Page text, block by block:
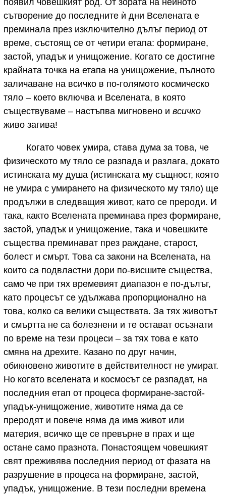
появил човешкият род. От зората на нейното
сътворение до последните ѝ дни Вселената е
преминала през изключително дълъг период от
време, състоящ се от четири етапа: формиране,
застой, упадък и унищожение. Когато се достигне
крайната точка на етапа на унищожение, пълното
заличаване на всичко в по-голямото космическо
тяло – което включва и Вселената, в която
съществуваме – настъпва мигновено и всичко
живо загива!
Когато човек умира, става дума за това, че
физическото му тяло се разпада и разлага, докато
истинската му душа (истинската му същност, която
не умира с умирането на физическото му тяло) ще
продължи в следващия живот, като се прероди. И
така, както Вселената преминава през формиране,
застой, упадък и унищожение, така и човешките
същества преминават през раждане, старост,
болест и смърт. Това са закони на Вселената, на
които са подвластни дори по-висшите същества,
само че при тях времевият диапазон е по-дълъг,
като процесът се удължава пропорционално на
това, колко са велики съществата. За тях животът
и смъртта не са болезнени и те остават осъзнати
по време на тези процеси – за тях това е като
смяна на дрехите. Казано по друг начин,
обикновено животите в действителност не умират.
Но когато вселената и космосът се разпадат, на
последния етап от процеса формиране-застой-
упадък-унищожение, животите няма да се
преродят и повече няма да има живот или
материя, всичко ще се превърне в прах и ще
остане само празнота. Понастоящем човешкият
свят преживява последния период от фазата на
разрушение в процеса на формиране, застой,
упадък, унищожение. В тези последни времена